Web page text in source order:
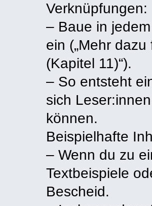
Verknüpfungen:
– Baue in
ein („Mehr
(Kapitel 11)“).
– So entsteht
sich
können.
Beispielhafte
– Wenn du zu
Textbeispiele
Bescheid.